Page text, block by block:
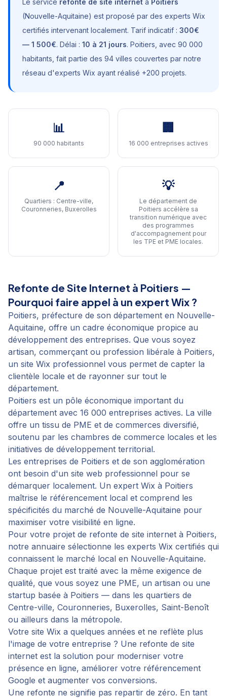
Le service refonte de site internet à Poitiers
(Nouvelle-Aquitaine) est proposé par des experts Wix
certifiés intervenant localement. Tarif indicatif : 300€
— 1 500€. Délai : 10 à 21 jours. Poitiers , avec 90 000
habitants , fait partie des 94 villes couvertes par notre
réseau d'experts Wix ayant réalisé +200 projets.
📊
90 000 habitants
🏢
16 000 entreprises actives
📍
Quartiers : Centre-ville,
Couronneries, Buxerolles
💡
Le département de
Poitiers accélère sa
transition numérique avec
des programmes
d'accompagnement pour
les TPE et PME locales.
Refonte de Site Internet à Poitiers —
Pourquoi faire appel à un expert Wix ?
Poitiers, préfecture de son département en Nouvelle-
Aquitaine, offre un cadre économique propice au
développement des entreprises. Que vous soyez
artisan, commerçant ou profession libérale à Poitiers,
un site Wix professionnel vous permet de capter la
clientèle locale et de rayonner sur tout le
département.
Poitiers est un pôle économique important du
département avec 16 000 entreprises actives. La ville
offre un tissu de PME et de commerces diversifié,
soutenu par les chambres de commerce locales et les
initiatives de développement territorial.
Les entreprises de Poitiers et de son agglomération
ont besoin d'un site web professionnel pour se
démarquer localement. Un expert Wix à Poitiers
maîtrise le référencement local et comprend les
spécificités du marché de Nouvelle-Aquitaine pour
maximiser votre visibilité en ligne.
Pour votre projet de refonte de site internet à Poitiers,
notre annuaire sélectionne les experts Wix certifiés qui
connaissent le marché local en Nouvelle-Aquitaine.
Chaque projet est traité avec la même exigence de
qualité, que vous soyez une PME, un artisan ou une
startup basée à Poitiers — dans les quartiers de
Centre-ville, Couronneries, Buxerolles, Saint-Benoît
ou ailleurs dans la métropole.
Votre site Wix a quelques années et ne reflète plus
l'image de votre entreprise ? Une refonte de site
internet est la solution pour moderniser votre
présence en ligne, améliorer votre référencement
Google et augmenter vos conversions.
Une refonte ne signifie pas repartir de zéro. En tant